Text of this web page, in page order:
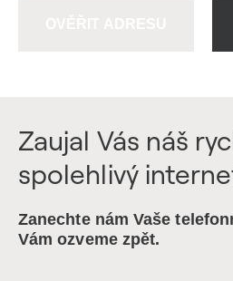
Zaujal Vás náš
spolehlivý
Zanechte nám Vaše
Vám ozveme zpět.